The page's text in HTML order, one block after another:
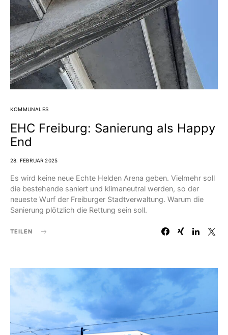
KOMMUNALES
EHC Freiburg: Sanierung als Happy
End
28. FEBRUAR 2025
Es wird keine neue Echte Helden Arena geben. Vielmehr soll
die bestehende saniert und klimaneutral werden, so der
neueste Wurf der Freiburger Stadtverwaltung. Warum die
Sanierung plötzlich die Rettung sein soll.
TEILEN